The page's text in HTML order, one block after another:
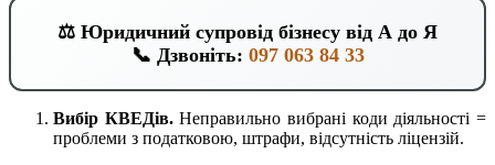
⚖️ Юридичний супровід бізнесу від А до Я
📞 Дзвоніть: 097 063 84 33
Вибір КВЕДів.Неправильно вибрані коди діяльності =
проблеми з податковою, штрафи, відсутність ліцензій.